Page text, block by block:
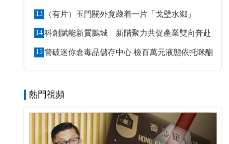
13 （有片）玉門關外竟藏着一片「戈壁水鄉」
14 科創賦能新質鵬城 新階聚力共促產業雙向奔赴
15 警破迷你倉毒品儲存中心 檢百萬元液態依托咪酯
熱門視頻